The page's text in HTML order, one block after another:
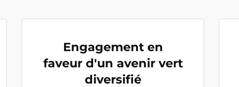
Engagement en
faveur d'un avenir vert
diversifié